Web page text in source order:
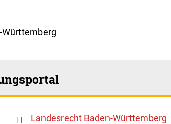
Landesrecht Baden-Württemberg